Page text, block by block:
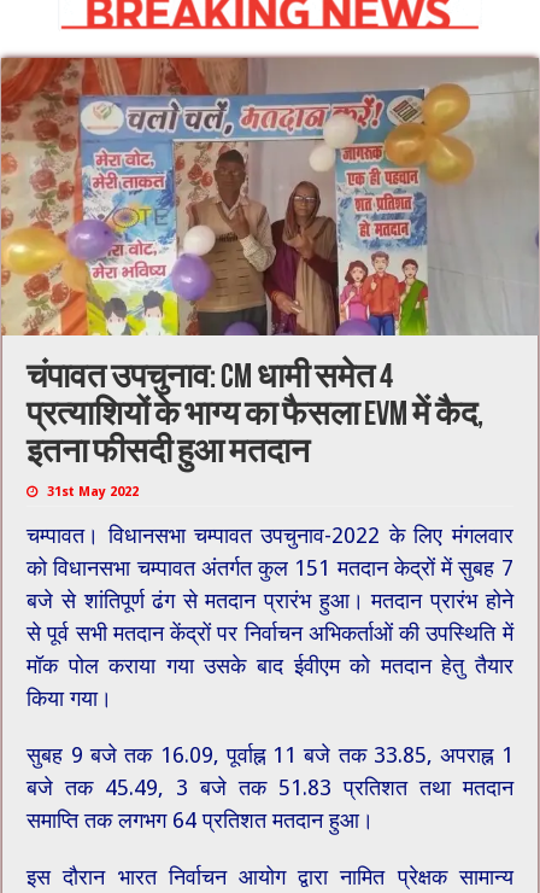
चंपावत उपचुनाव: CM धामी समेत 4
प्रत्याशियों के भाग्य का फैसला EVM में कैद,
इतना फीसदी हुआ मतदान
31st May 2022
चम्पावत। विधानसभा चम्पावत उपचुनाव-2022 के लिए मंगलवार
को विधानसभा चम्पावत अंतर्गत कुल 151 मतदान केद्रों में सुबह 7
बजे से शांतिपूर्ण ढंग से मतदान प्रारंभ हुआ। मतदान प्रारंभ होने
से पूर्व सभी मतदान केंद्रों पर निर्वाचन अभिकर्ताओं की उपस्थिति में
मॉक पोल कराया गया उसके बाद ईवीएम को मतदान हेतु तैयार
किया गया।
सुबह 9 बजे तक 16.09, पूर्वाह्न 11 बजे तक 33.85, अपराह्न 1
बजे तक 45.49, 3 बजे तक 51.83 प्रतिशत तथा मतदान
समाप्ति तक लगभग 64 प्रतिशत मतदान हुआ।
इस दौरान भारत निर्वाचन आयोग द्वारा नामित प्रेक्षक सामान्य